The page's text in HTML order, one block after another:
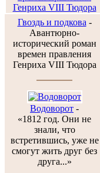
Гвоздь и подкова -
Авантюрно-
исторический роман
времен правления
Генриха VIII Тюдора
Водоворот -
«1812 год. Они не
знали, что
встретившись, уже не
смогут жить друг без
друга...»